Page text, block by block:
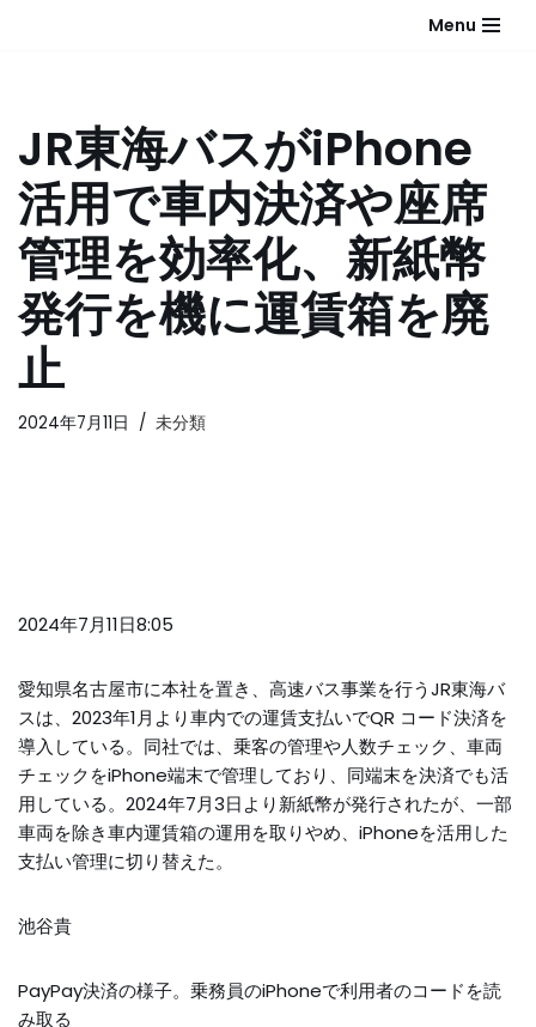
ン
ツ
へ
ス
キ
ッ
プ
Menu
JR東海バスがiPhone
活用で車内決済や座席
管理を効率化、新紙幣
発行を機に運賃箱を廃
止
2024年7月11日 未分類
2024年7月11日8:05
愛知県名古屋市に本社を置き、高速バス事業を行うJR東海バ
スは、2023年1月より車内での運賃支払いでQR コード決済を
導入している。同社では、乗客の管理や人数チェック、車両
チェックをiPhone端末で管理しており、同端末を決済でも活
用している。2024年7月3日より新紙幣が発行されたが、一部
車両を除き車内運賃箱の運用を取りやめ、iPhoneを活用した
支払い管理に切り替えた。
池谷貴
PayPay決済の様子。乗務員のiPhoneで利用者のコードを読
み取る